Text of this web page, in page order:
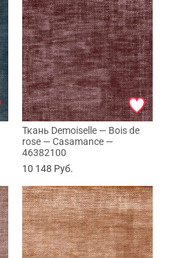
Ткань Demoiselle — Bois de
rose — Casamance —
46382100
10 148 Руб.